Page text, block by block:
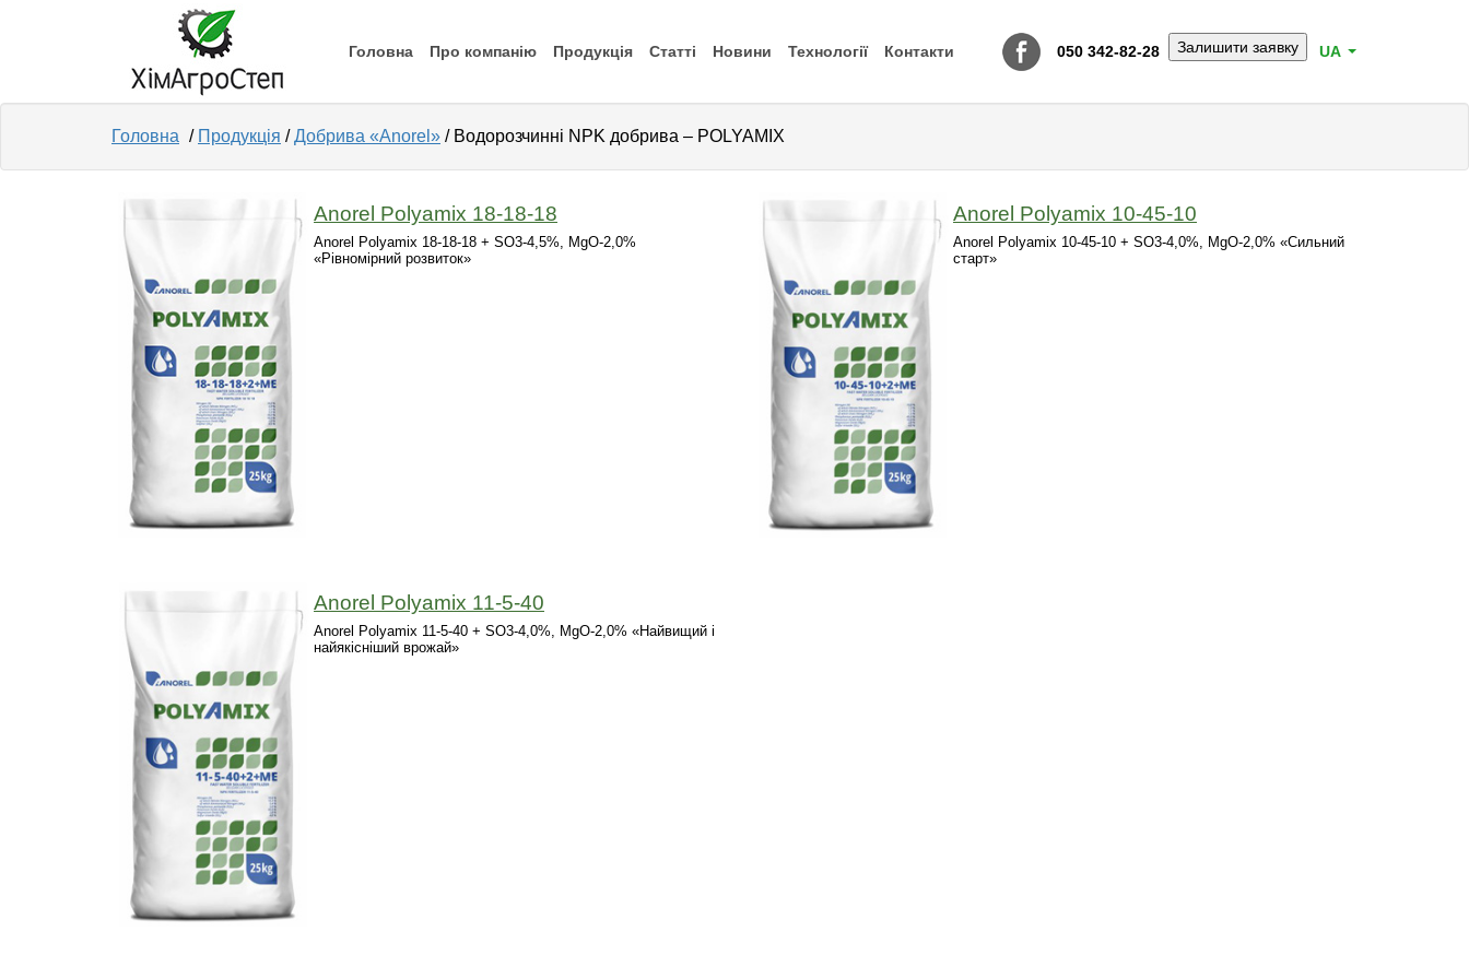
UA
050 342-82-28 Залишити заявку
Головна Про компанію Продукція Статті Новини Технології Контакти
Головна / Продукція /Добрива «Anorel» / Водорозчинні NPK добрива – POLYAMIX
Anorel Polyamix 18-18-18
Anorel Polyamix 18-18-18 + SO3-4,5%, MgO-2,0%
«Рівномірний розвиток»
Anorel Polyamix 10-45-10
Anorel Polyamix 10-45-10 + SO3-4,0%, MgO-2,0% «Сильний
старт»
Anorel Polyamix 11-5-40
Anorel Polyamix 11-5-40 + SO3-4,0%, MgO-2,0% «Найвищий і
найякісніший врожай»